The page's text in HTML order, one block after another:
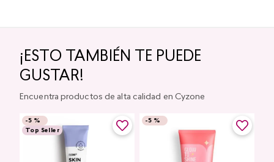
¡ESTO TAMBIÉN TE PUEDE
GUSTAR!
Encuentra productos de alta calidad en Cyzone
-5 %
Top Seller
-5 %